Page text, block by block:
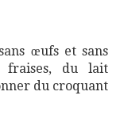
œufs et sans
fraises, du lait
du croquant